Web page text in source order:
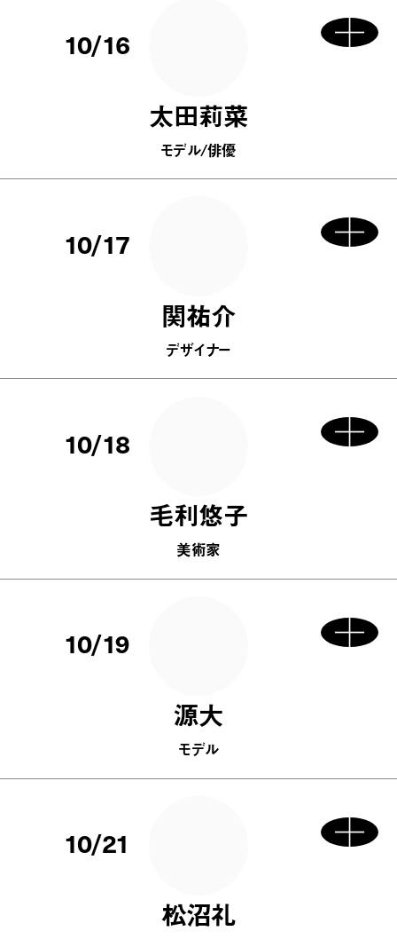
10/16
太田莉菜
モデル/俳優
10/17
関祐介
デザイナー
10/18
毛利悠子
美術家
10/19
源大
モデル
10/21
松沼礼